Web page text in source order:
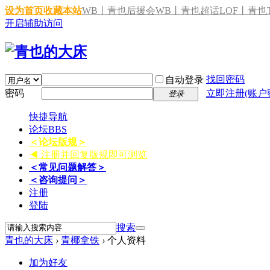
设为首页收藏本站WB丨青也后援会WB丨青也超话LOF丨青也
开启辅助访问
自动登录 找回密码
密码
登录 立即注册(账
快捷导航
论坛BBS
＜论坛版规＞
◀ 注册并回复版规即可浏览
＜常见问题解答＞
＜咨询提问＞
注册
登陆
搜索
青也的大床 › 青椰拿铁 › 个人资料
加为好友